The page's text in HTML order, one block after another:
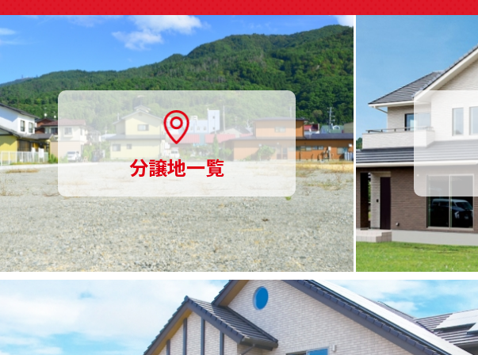
意、
地
探
し
か
ら
家
づ
く
り
分譲地一覧